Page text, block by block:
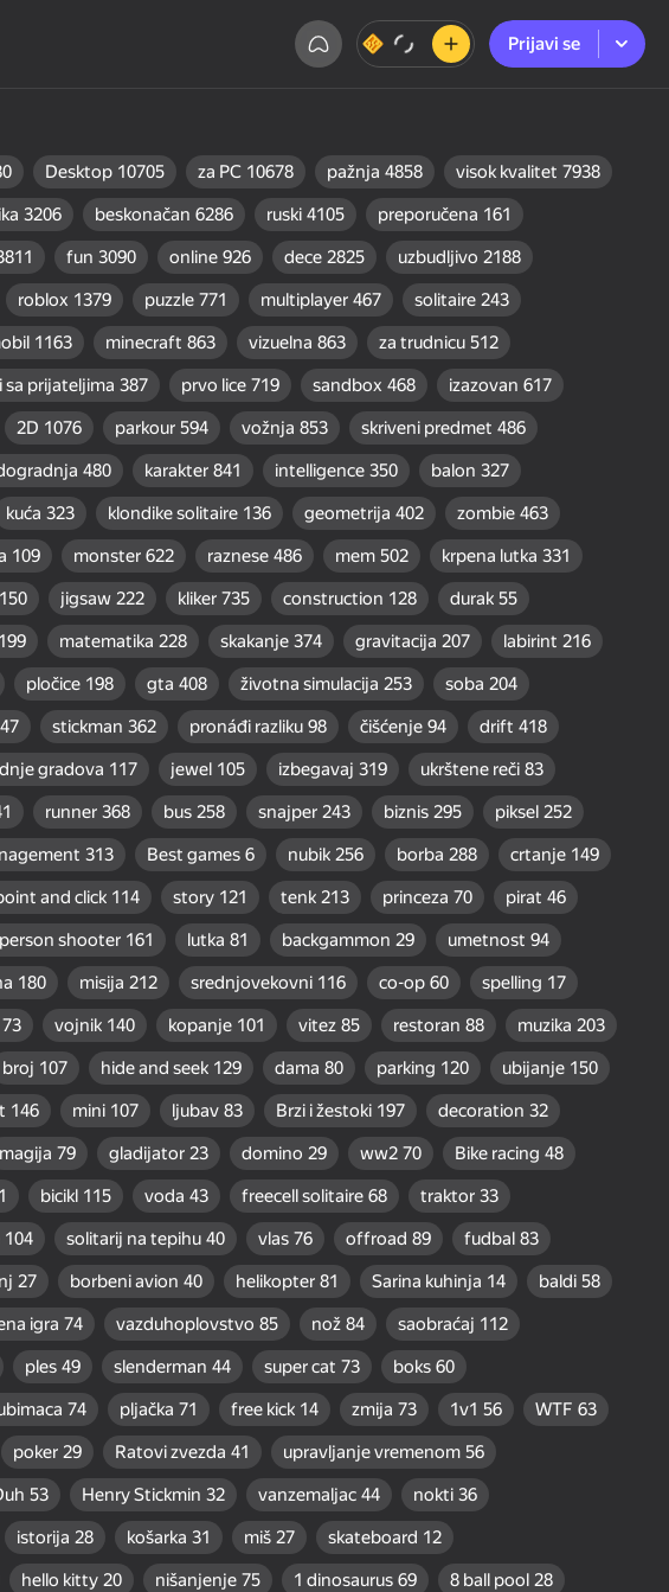
Prijavi se
Prijavi se
Desktop 10705 za PC 10678 pažnja 4858 visok kvalitet 7938
3206 beskonačan 6286 ruski 4105 preporučena 161
fun 3090 online 926 dece 2825 uzbudljivo 2188
roblox 1379 puzzle 771 multiplayer 467 solitaire 243
1163 minecraft 863 vizuelna 863 za trudnicu 512
sa prijateljima 387 prvo lice 719 sandbox 468 izazovan 617
2D 1076 parkour 594 vožnja 853 skriveni predmet 486
480 karakter 841 intelligence 350 balon 327
kuća 323 klondike solitaire 136 geometrija 402 zombie 463
109 monster 622 raznese 486 mem 502 krpena lutka 331
150 jigsaw 222 kliker 735 construction 128 durak 55
199 matematika 228 skakanje 374 gravitacija 207 labirint 216
pločice 198 gta 408 životna simulacija 253 soba 204
stickman 362 pronáđi razliku 98 čišćenje 94 drift 418
gradova 117 jewel 105 izbegavaj 319 ukrštene reči 83
runner 368 bus 258 snajper 243 biznis 295 piksel 252
313 Best games 6 nubik 256 borba 288 crtanje 149
and click 114 story 121 tenk 213 princeza 70 pirat 46
shooter 161 lutka 81 backgammon 29 umetnost 94
180 misija 212 srednjovekovni 116 co-op 60 spelling 17
73 vojnik 140 kopanje 101 vitez 85 restoran 88 muzika 203
broj 107 hide and seek 129 dama 80 parking 120 ubijanje 150
146 mini 107 ljubav 83 Brzi i žestoki 197 decoration 32
magija 79 gladijator 23 domino 29 ww2 70 Bike racing 48
bicikl 115 voda 43 freecell solitaire 68 traktor 33
104 solitarij na tepihu 40 vlas 76 offroad 89 fudbal 83
27 borbeni avion 40 helikopter 81 Sarina kuhinja 14 baldi 58
igra 74 vazduhoplovstvo 85 nož 84 saobraćaj 112
ples 49 slenderman 44 super cat 73 boks 60
74 pljačka 71 free kick 14 zmija 73 1v1 56 WTF 63
poker 29 Ratovi zvezda 41 upravljanje vremenom 56
53 Henry Stickmin 32 vanzemaljac 44 nokti 36
istorija 28 košarka 31 miš 27 skateboard 12
hello kitty 20 nišanjenje 75 1 dinosaurus 69 8 ball pool 28